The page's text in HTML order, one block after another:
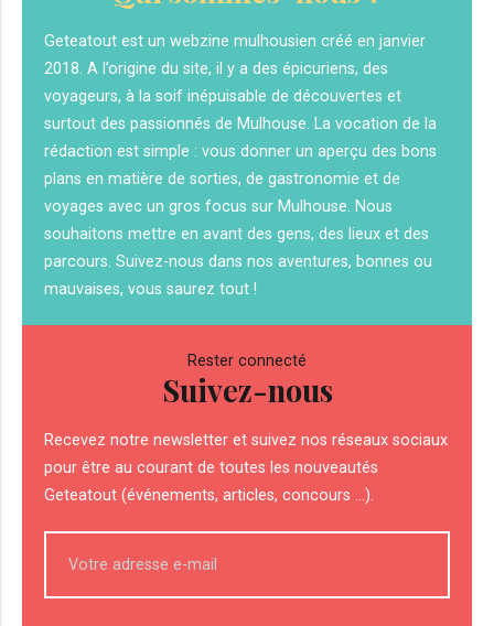
Geteatout est un webzine mulhousien créé en janvier
2018. A l’origine du site, il y a des épicuriens, des
voyageurs, à la soif inépuisable de découvertes et
surtout des passionnés de Mulhouse. La vocation de la
rédaction est simple : vous donner un aperçu des bons
plans en matière de sorties, de gastronomie et de
voyages avec un gros focus sur Mulhouse. Nous
souhaitons mettre en avant des gens, des lieux et des
parcours. Suivez-nous dans nos aventures, bonnes ou
mauvaises, vous saurez tout !
Rester connecté
Suivez-nous
Recevez notre newsletter et suivez nos réseaux sociaux
pour être au courant de toutes les nouveautés
Geteatout (événements, articles, concours ...).